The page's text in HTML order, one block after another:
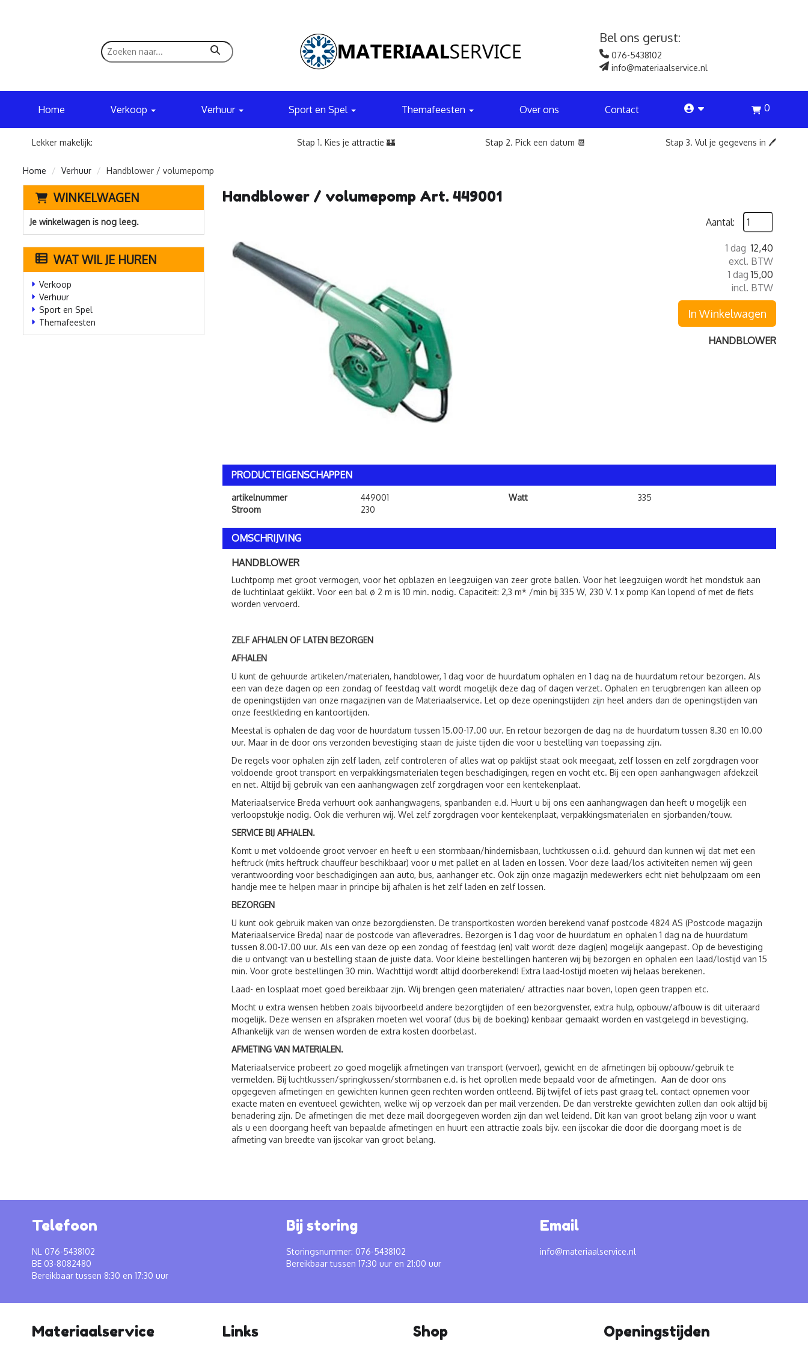
zoeken
Bel ons gerust:
076-5438102
info@materiaalservice.nl
Home Verkoop Verhuur Sport en Spel Themafeesten Over ons Contact account 0
Lekker makelijk: Stap 1. Kies je attractie 🏰 Stap 2. Pick een datum 📆 Stap 3. Vul je gegevens in 🖊️
Home Verhuur Handblower / volumepomp
WINKELWAGEN
Je winkelwagen is nog leeg.
WAT WIL JE HUREN
Verkoop
Verhuur
Sport en Spel
Themafeesten
Handblower / volumepomp Art. 449001
Aantal:
1 dag 12,40
excl. BTW
1 dag 15,00
incl. BTW
In Winkelwagen
HANDBLOWER
PRODUCTEIGENSCHAPPEN
artikelnummer
449001
Stroom
230
Watt 335
OMSCHRIJVING
HANDBLOWER
Luchtpomp met groot vermogen, voor het opblazen en leegzuigen van zeer grote ballen. Voor het leegzuigen wordt het mondstuk aan
de luchtinlaat geklikt. Voor een bal ø 2 m is 10 min. nodig. Capaciteit: 2,3 m* /min bij 335 W, 230 V. 1 x pomp Kan lopend of met de fiets
worden vervoerd.
ZELF AFHALEN OF LATEN BEZORGEN
AFHALEN
U kunt de gehuurde artikelen/materialen, handblower, 1 dag voor de huurdatum ophalen en 1 dag na de huurdatum retour bezorgen. Als
een van deze dagen op een zondag of feestdag valt wordt mogelijk deze dag of dagen verzet. Ophalen en terugbrengen kan alleen op
de openingstijden van onze magazijnen van de Materiaalservice. Let op deze openingstijden zijn heel anders dan de openingstijden van
onze feestkleding en kantoortijden.
Meestal is ophalen de dag voor de huurdatum tussen 15.00-17.00 uur. En retour bezorgen de dag na de huurdatum tussen 8.30 en 10.00
uur. Maar in de door ons verzonden bevestiging staan de juiste tijden die voor u bestelling van toepassing zijn.
De regels voor ophalen zijn zelf laden, zelf controleren of alles wat op paklijst staat ook meegaat, zelf lossen en zelf zorgdragen voor
voldoende groot transport en verpakkingsmaterialen tegen beschadigingen, regen en vocht etc. Bij een open aanhangwagen afdekzeil
en net. Altijd bij gebruik van een aanhangwagen zelf zorgdragen voor een kentekenplaat.
Materiaalservice Breda verhuurt ook aanhangwagens, spanbanden e.d. Huurt u bij ons een aanhangwagen dan heeft u mogelijk een
verloopstukje nodig. Ook die verhuren wij. Wel zelf zorgdragen voor kentekenplaat, verpakkingsmaterialen en sjorbanden/touw.
SERVICE BIJ AFHALEN.
Komt u met voldoende groot vervoer en heeft u een stormbaan/hindernisbaan, luchtkussen o.i.d. gehuurd dan kunnen wij dat met een
heftruck (mits heftruck chauffeur beschikbaar) voor u met pallet en al laden en lossen. Voor deze laad/los activiteiten nemen wij geen
verantwoording voor beschadigingen aan auto, bus, aanhanger etc. Ook zijn onze magazijn medewerkers echt niet behulpzaam om een
handje mee te helpen maar in principe bij afhalen is het zelf laden en zelf lossen.
BEZORGEN
U kunt ook gebruik maken van onze bezorgdiensten. De transportkosten worden berekend vanaf postcode 4824 AS (Postcode magazijn
Materiaalservice Breda) naar de postcode van afleveradres. Bezorgen is 1 dag voor de huurdatum en ophalen 1 dag na de huurdatum
tussen 8.00-17.00 uur. Als een van deze op een zondag of feestdag (en) valt wordt deze dag(en) mogelijk aangepast. Op de bevestiging
die u ontvangt van u bestelling staan de juiste data. Voor kleine bestellingen hanteren wij bij bezorgen en ophalen een laad/lostijd van 15
min. Voor grote bestellingen 30 min. Wachttijd wordt altijd doorberekend! Extra laad-lostijd moeten wij helaas berekenen.
Laad- en losplaat moet goed bereikbaar zijn. Wij brengen geen materialen/ attracties naar boven, lopen geen trappen etc.
Mocht u extra wensen hebben zoals bijvoorbeeld andere bezorgtijden of een bezorgvenster, extra hulp, opbouw/afbouw is dit uiteraard
mogelijk. Deze wensen en afspraken moeten wel vooraf (dus bij de boeking) kenbaar gemaakt worden en vastgelegd in bevestiging.
Afhankelijk van de wensen worden de extra kosten doorbelast.
AFMETING VAN MATERIALEN.
Materiaalservice probeert zo goed mogelijk afmetingen van transport (vervoer), gewicht en de afmetingen bij opbouw/gebruik te
vermelden. Bij luchtkussen/springkussen/stormbanen e.d. is het oprollen mede bepaald voor de afmetingen. Aan de door ons
opgegeven afmetingen en gewichten kunnen geen rechten worden ontleend. Bij twijfel of iets past graag tel. contact opnemen voor
exacte maten en eventueel gewichten, welke wij op verzoek dan per mail verzenden. De dan verstrekte gewichten zullen dan ook altijd bij
benadering zijn. De afmetingen die met deze mail doorgegeven worden zijn dan wel leidend. Dit kan van groot belang zijn voor u want
als u een doorgang heeft van bepaalde afmetingen en huurt een attractie zoals bijv. een ijscokar die door die doorgang moet is de
afmeting van breedte van ijscokar van groot belang.
Telefoon
NL 076-5438102
BE 03-8082480
Bereikbaar tussen 8:30 en 17:30 uur
Bij storing
Storingsnummer: 076-5438102
Bereikbaar tussen 17:30 uur en 21:00 uur
Email
info@materiaalservice.nl
Materiaalservice Links Shop Openingstijden